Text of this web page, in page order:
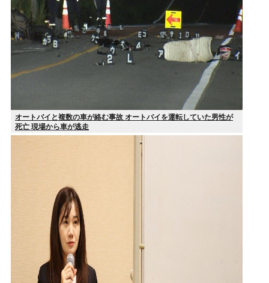
オートバイと複数の車が絡む事故 オートバイを運転していた男性が
死亡 現場から車が逃走